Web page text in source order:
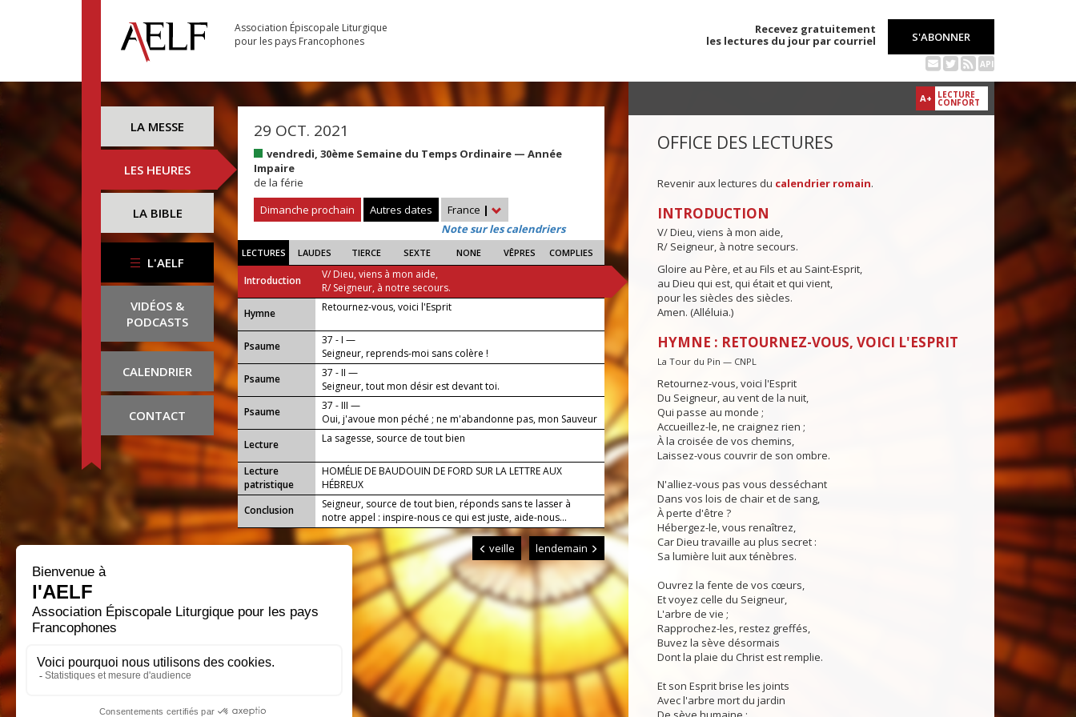
Association Épiscopale Liturgique
pour les pays Francophones
Recevez gratuitement
les lectures du jour par courriel
S'ABONNER
API
LA MESSE
LES HEURES
LA BIBLE
L'AELF
VIDÉOS &
PODCASTS
CALENDRIER
CONTACT
29 OCT. 2021
vendredi, 30ème Semaine du Temps Ordinaire — Année
Impaire
de la férie
Dimanche prochain
Autres dates France |
Note sur les calendriers
LECTURES LAUDES TIERCE SEXTE NONE VÊPRES COMPLIES
Introduction
V/ Dieu, viens à mon aide,
R/ Seigneur, à notre secours.
...
Hymne Retournez-vous, voici l'Esprit
Psaume
37 - I —
Seigneur, reprends-moi sans colère !
Psaume
37 - II —
Seigneur, tout mon désir est devant toi.
Psaume
37 - III —
Oui, j'avoue mon péché ; ne m'abandonne pas, mon Sauveur
!
Lecture
La sagesse, source de tout bien
Lecture
patristique
HOMÉLIE DE BAUDOUIN DE FORD SUR LA LETTRE AUX
HÉBREUX
Conclusion
Seigneur, source de tout bien, réponds sans te lasser à
notre appel : inspire-nous ce qui est juste, aide-nous...
veille lendemain
A+ LECTURE
CONFORT
OFFICE DES LECTURES
Revenir aux lectures du calendrier romain.
INTRODUCTION
V/ Dieu, viens à mon aide,
R/ Seigneur, à notre secours.
Gloire au Père, et au Fils et au Saint-Esprit,
au Dieu qui est, qui était et qui vient,
pour les siècles des siècles.
Amen. (Alléluia.)
HYMNE : RETOURNEZ-VOUS, VOICI L'ESPRIT
La Tour du Pin — CNPL
Retournez-vous, voici l'Esprit
Du Seigneur, au vent de la nuit,
Qui passe au monde ;
Accueillez-le, ne craignez rien ;
À la croisée de vos chemins,
Laissez-vous couvrir de son ombre.
N'alliez-vous pas vous desséchant
Dans vos lois de chair et de sang,
À perte d'être ?
Hébergez-le, vous renaîtrez,
Car Dieu travaille au plus secret :
Sa lumière luit aux ténèbres.
Ouvrez la fente de vos cœurs,
Et voyez celle du Seigneur,
L'arbre de vie ;
Rapprochez-les, restez greffés,
Buvez la sève désormais
Dont la plaie du Christ est remplie.
Et son Esprit brise les joints
Avec l'arbre mort du jardin